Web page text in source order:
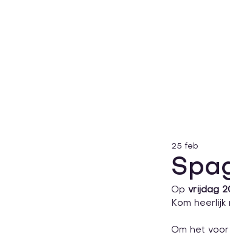
25 feb
Op vrijdag
Kom
Om het